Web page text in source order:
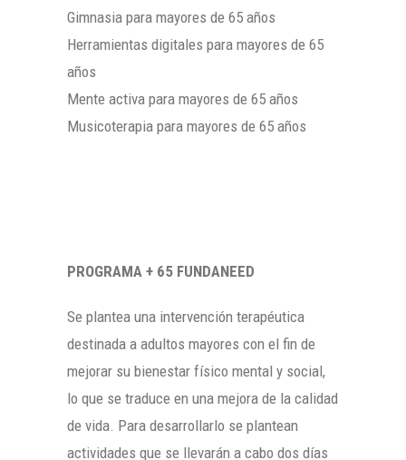
Gimnasia para mayores de 65 años
Herramientas digitales para mayores de 65
años
Mente activa para mayores de 65 años
Musicoterapia para mayores de 65 años
PROGRAMA + 65 FUNDANEED
Se plantea una intervención terapéutica
destinada a adultos mayores con el fin de
mejorar su bienestar físico mental y social,
lo que se traduce en una mejora de la calidad
de vida. Para desarrollarlo se plantean
actividades que se llevarán a cabo dos días